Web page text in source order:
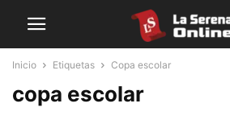
Inicio Etiquetas Copa escolar
copa escolar